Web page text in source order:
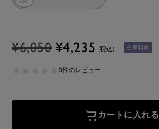
通
¥6,050 セ
ル
格
¥4,235 (税込) 在庫切れ
0件のレビュー
カートに入れる